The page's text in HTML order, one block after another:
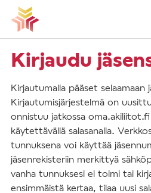
Vieritä
sisältöön
Kirjaudu
Kirjautumalla pääset selaamaan
Kirjautumisjärjestelmä on
onnistuu jatkossa oma.akiliitot.fi
käytettävällä salasanalla.
tunnuksena voi käyttää
jäsenrekisteriin merkittyä
vanha tunnuksesi ei toimi tai
ensimmäistä kertaa, tilaa uusi